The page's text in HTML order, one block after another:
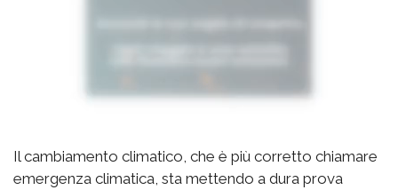
Il cambiamento climatico, che è più corretto chiamare
emergenza climatica, sta mettendo a dura prova